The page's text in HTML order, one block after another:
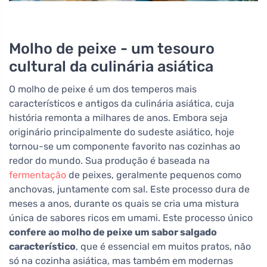
Molho de peixe - um tesouro
cultural da culinária asiática
O molho de peixe é um dos temperos mais
característicos e antigos da culinária asiática, cuja
história remonta a milhares de anos. Embora seja
originário principalmente do sudeste asiático, hoje
tornou-se um componente favorito nas cozinhas ao
redor do mundo. Sua produção é baseada na
fermentação de peixes, geralmente pequenos como
anchovas, juntamente com sal. Este processo dura de
meses a anos, durante os quais se cria uma mistura
única de sabores ricos em umami. Este processo único
confere ao molho de peixe um sabor salgado
característico, que é essencial em muitos pratos, não
só na cozinha asiática, mas também em modernas